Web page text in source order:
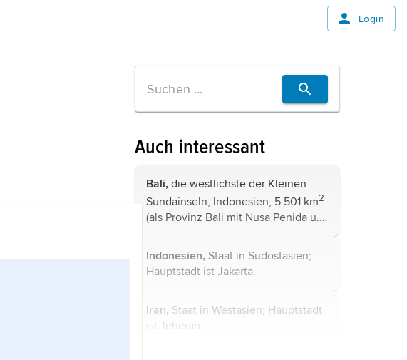
Login
Auch interessant
Bali, die westlichste der Kleinen
Sundainseln, Indonesien, 5 501 km2
(als Provinz Bali mit Nusa Penida u.
Mio. Einwohner (überwiegend
Hindus, nur im dünn besiedelten ...
Indonesien, Staat in Südostasien;
Hauptstadt ist Jakarta.
Iran, Staat in Westasien; Hauptstadt
ist Teheran.